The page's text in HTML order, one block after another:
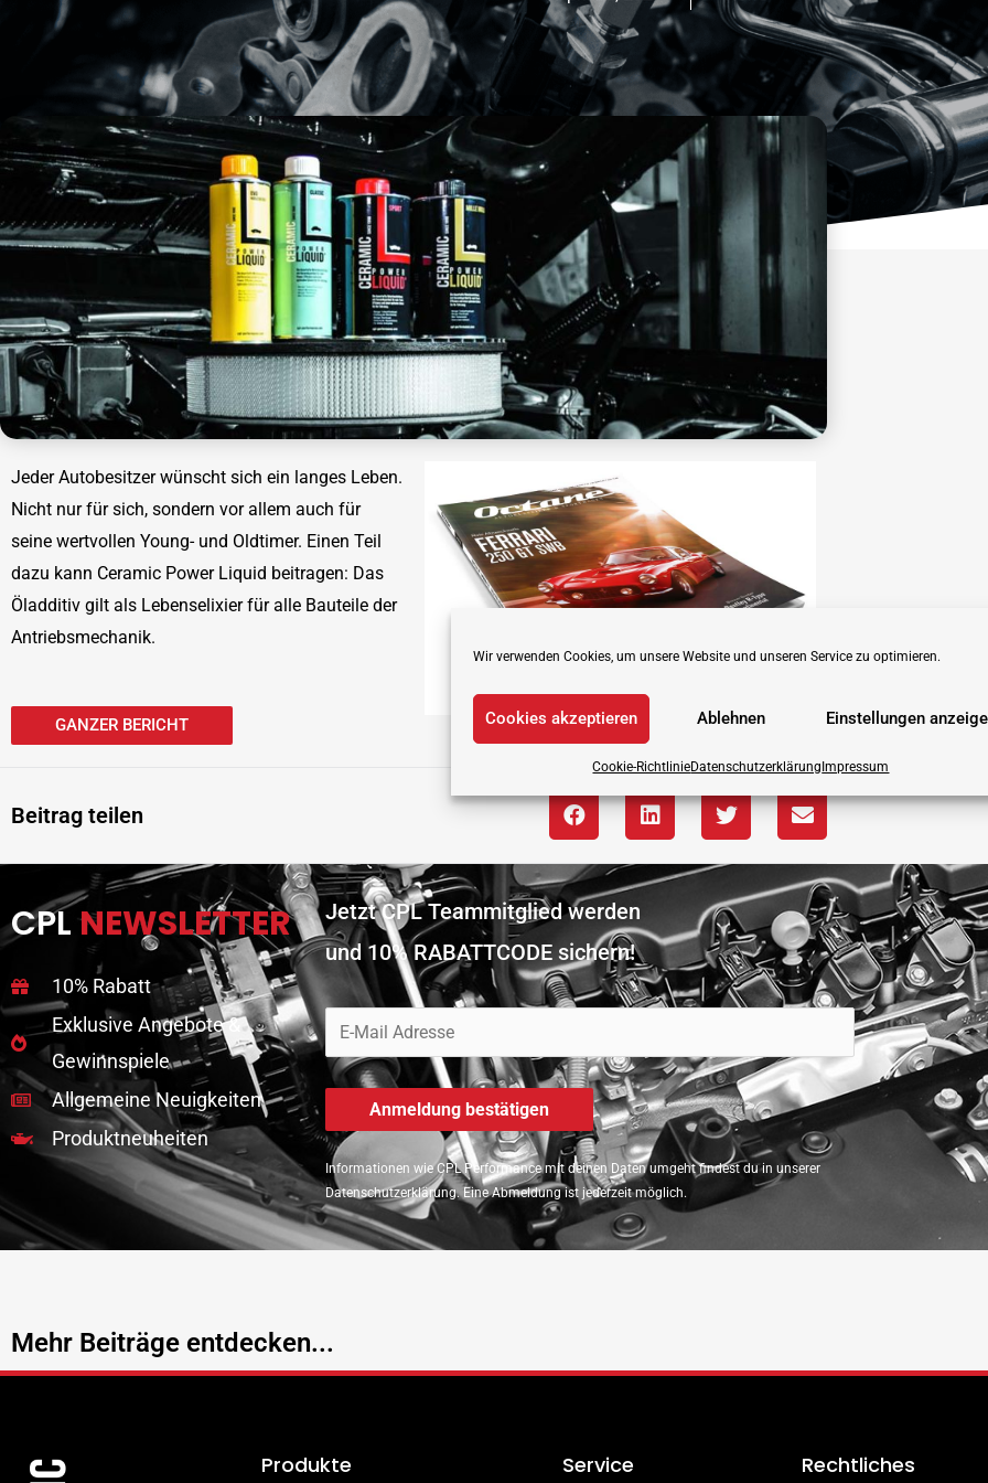
Wir verwenden Cookies, um unsere Website und unseren Service zu optimieren.
Cookies akzeptieren Ablehnen Einstellungen
Cookie-RichtlinieDatenschutzerklärungImpressum
Jeder Autobesitzer wünscht sich ein langes Leben.
Nicht nur für sich, sondern vor allem auch für
seine wertvollen Young- und Oldtimer. Einen Teil
dazu kann Ceramic Power Liquid beitragen: Das
Öladditiv gilt als Lebenselixier für alle Bauteile der
Antriebsmechanik.
GANZER BERICHT
Beitrag teilen
CPLNEWSLETTER
10% Rabatt
Exklusive Angebote &
Gewinnspiele
Allgemeine Neuigkeiten
Produktneuheiten
Jetzt CPL Teammitglied werden
und 10% RABATTCODE sichern!
Informationen wie CPL Performance mit deinen Daten umgeht findest du in unserer
Datenschutzerklärung. Eine Abmeldung ist jederzeit möglich.
Mehr Beiträge entdecken...
Produkte Service Rechtliches